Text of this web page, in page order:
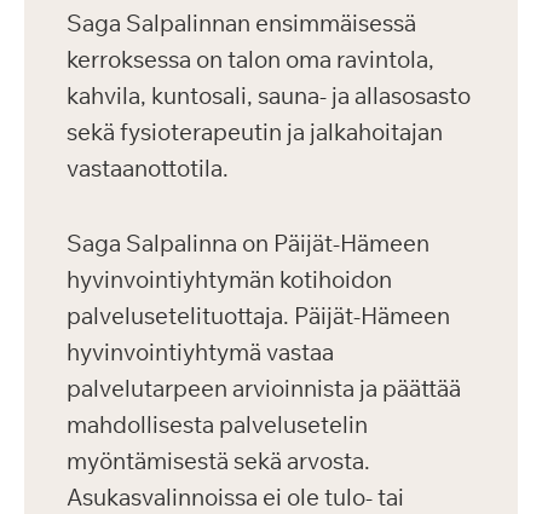
Saga Salpalinnan ensimmäisessä
kerroksessa on talon oma ravintola,
kahvila, kuntosali, sauna- ja allasosasto
sekä fysioterapeutin ja jalkahoitajan
vastaanottotila.
Saga Salpalinna on Päijät-Hämeen
hyvinvointiyhtymän kotihoidon
palvelusetelituottaja. Päijät-Hämeen
hyvinvointiyhtymä vastaa
palvelutarpeen arvioinnista ja päättää
mahdollisesta palvelusetelin
myöntämisestä sekä arvosta.
Asukasvalinnoissa ei ole tulo- tai